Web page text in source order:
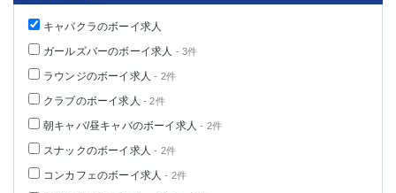
キャバクラのボーイ求人
ガールズバーのボーイ求人 - 3件
ラウンジのボーイ求人 - 2件
クラブのボーイ求人 - 2件
朝キャバ/昼キャバのボーイ求人 - 2件
スナックのボーイ求人 - 2件
コンカフェのボーイ求人 - 2件